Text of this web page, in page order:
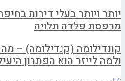
יותר ויותר בעלי דירות
מרפסת פלדה תלויה
קונדילומה (קנדילומה) –
ולמה לייזר הוא הפתרון